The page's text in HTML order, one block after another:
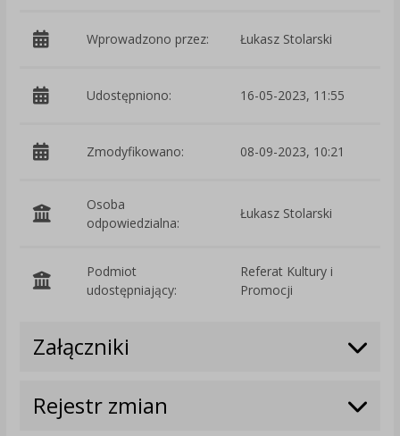
Wprowadzono przez: Łukasz Stolarski
Udostępniono: 16-05-2023, 11:55
Zmodyfikowano: 08-09-2023, 10:21
Osoba
odpowiedzialna:
Łukasz Stolarski
Podmiot
udostępniający:
Referat Kultury i
Promocji
Załączniki
Rejestr zmian